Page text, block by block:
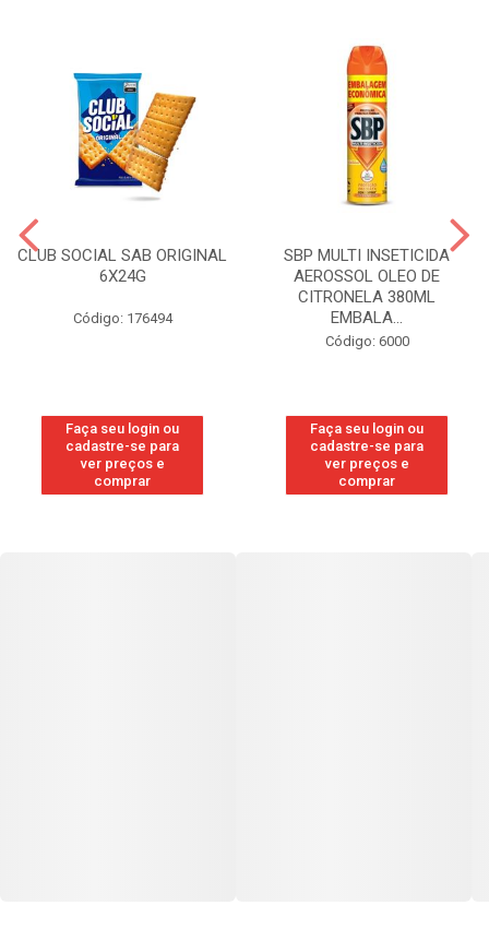
CLUB SOCIAL SAB ORIGINAL
6X24G
Código: 176494
Faça seu login ou
cadastre-se para
ver preços e
comprar
SBP MULTI INSETICIDA
AEROSSOL OLEO DE
CITRONELA 380ML
EMBALA...
Código: 6000
Faça seu login ou
cadastre-se para
ver preços e
comprar